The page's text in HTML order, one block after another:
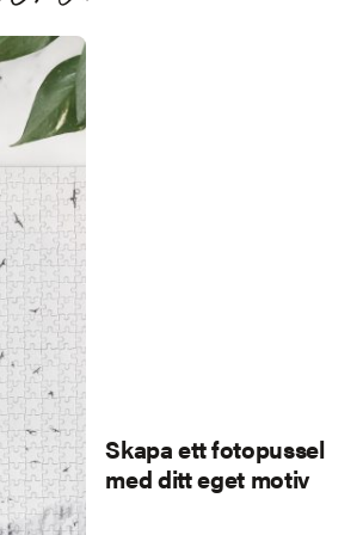
Skapa ett fotopussel
med ditt eget motiv